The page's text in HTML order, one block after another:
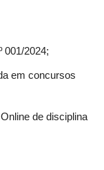
001/2024;
em concursos
de disciplina